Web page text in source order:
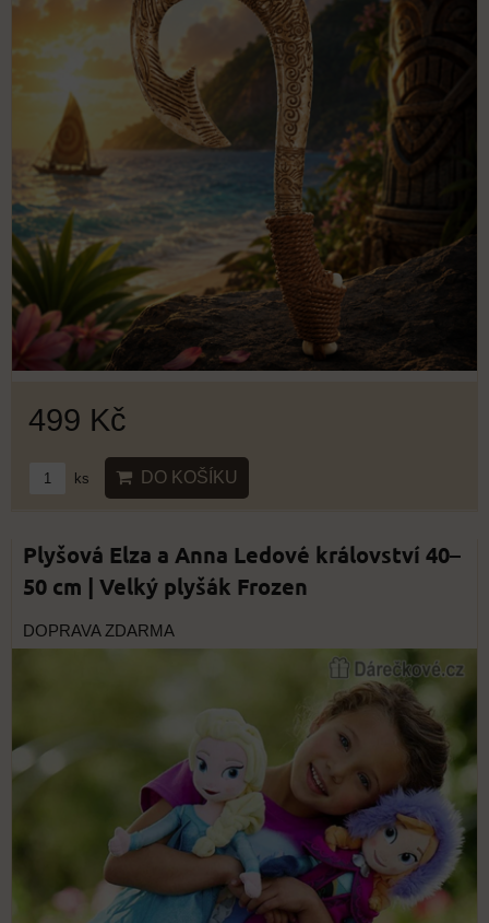
499 Kč
ks DO KOŠÍKU
Plyšová Elza a Anna Ledové království 40–
50 cm | Velký plyšák Frozen
DOPRAVA ZDARMA